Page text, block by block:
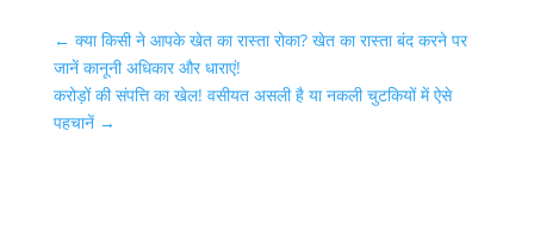
← क्या किसी ने आपके खेत का रास्ता रोका? खेत का रास्ता बंद करने पर
जानें कानूनी अधिकार और धाराएं!
करोड़ों की संपत्ति का खेल! वसीयत असली है या नकली चुटकियों में ऐसे
पहचानें→